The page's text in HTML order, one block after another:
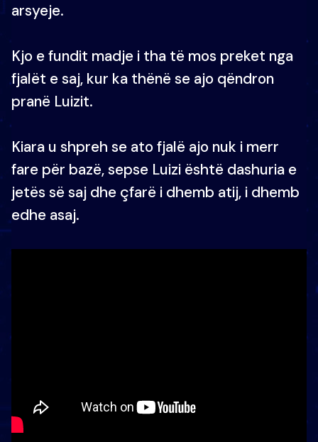
arsyeje.
Kjo e fundit madje i tha të mos preket nga
fjalët e saj, kur ka thënë se ajo qëndron
pranë Luizit.
Kiara u shpreh se ato fjalë ajo nuk i merr
fare për bazë, sepse Luizi është dashuria e
jetës së saj dhe çfarë i dhemb atij, i dhemb
edhe asaj.